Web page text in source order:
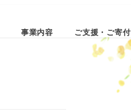
事業内容 ご支援・ご寄付